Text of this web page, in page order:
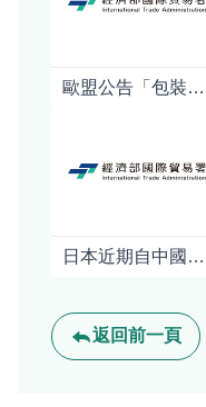
歐盟公告「包裝及包裝廢棄物規章」(PPWR)之指引及常見問答
日本近期自中國進口稀土銳減逾八成，導致產業界加速與澳印合作開拓替代供應鏈
返回前一頁